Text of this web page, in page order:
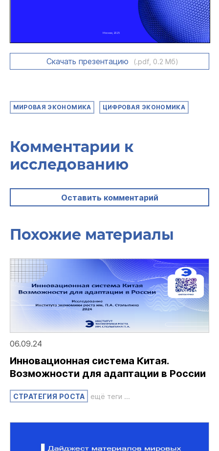
Скачать презентацию (.pdf, 0.2 Мб)
МИРОВАЯ ЭКОНОМИКА ЦИФРОВАЯ ЭКОНОМИКА
Комментарии к
исследованию
Оставить комментарий
Похожие материалы
06.09.24
Инновационная система Китая.
Возможности для адаптации в России
СТРАТЕГИЯ РОСТА ещё теги ...